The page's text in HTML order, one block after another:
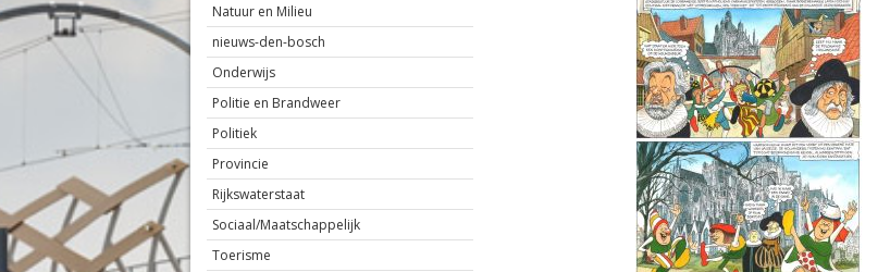
Natuur en Milieu
nieuws-den-bosch
Onderwijs
Politie en Brandweer
Politiek
Provincie
Rijkswaterstaat
Sociaal/Maatschappelijk
Toerisme